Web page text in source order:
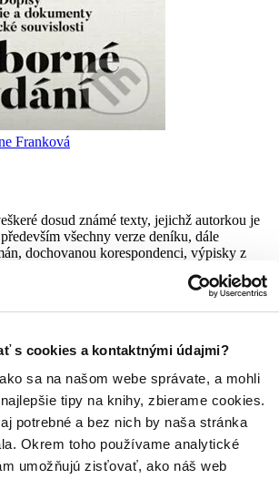
s cookies a kontaktnými údajmi?
sa na našom webe správate, a mohli
tipy na knihy, zbierame cookies.
potrebné a bez nich by naša stránka
Okrem toho používame analytické
umožňujú zisťovať, ako náš web
Franková
dosud známé texty, jejichž autorkou je
všechny verze deníku, dále
dochovanou korespondenci, výpisky z
nemáme na sklade, ale zvyčajne
trochu rýchlejšie!